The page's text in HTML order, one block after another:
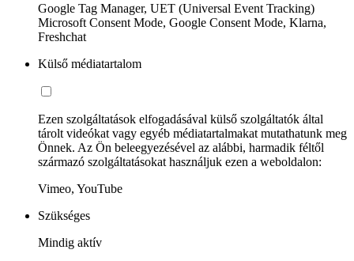
Google Tag Manager, UET (Universal Event Tracking)
Microsoft Consent Mode, Google Consent Mode, Klarna,
Freshchat
Külső médiatartalom
Ezen szolgáltatások elfogadásával külső szolgáltatók által
tárolt videókat vagy egyéb médiatartalmakat mutathatunk meg
Önnek. Az Ön beleegyezésével az alábbi, harmadik féltől
származó szolgáltatásokat használjuk ezen a weboldalon:
Vimeo, YouTube
Szükséges
Mindig aktív